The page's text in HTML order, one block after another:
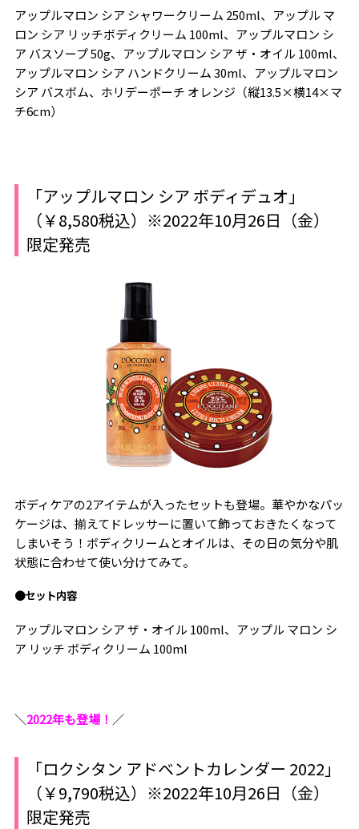
アップルマロン シア シャワークリーム 250ml、アップル マ
ロン シア リッチボディクリーム 100ml、アップルマロン シ
ア バスソープ 50g、アップルマロン シア ザ・オイル 100ml、
アップルマロン シア ハンドクリーム 30ml、アップルマロン
シア バスボム、ホリデーポーチ オレンジ（縦13.5×横14×マ
チ6cm）
「アップルマロン シア ボディデュオ」
（￥8,580税込）※2022年10月26日（金）
限定発売
ボディケアの2アイテムが入ったセットも登場。華やかなパッ
ケージは、揃えてドレッサーに置いて飾っておきたくなって
しまいそう！ボディクリームとオイルは、その日の気分や肌
状態に合わせて使い分けてみて。
●セット内容
アップルマロン シア ザ・オイル 100ml、アップル マロン シ
ア リッチ ボディクリーム 100ml
＼2022年も登場！ ／
「ロクシタン アドベントカレンダー 2022」
（￥9,790税込）※2022年10月26日（金）
限定発売